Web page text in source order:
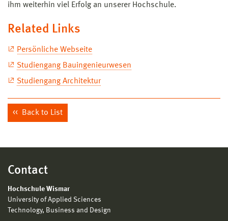
ihm weiterhin viel Erfolg an unserer Hochschule.
Related Links
Persönliche Webseite
Studiengang Bauingenieurwesen
Studiengang Architektur
Back to List
Contact
Hochschule Wismar
University of Applied Sciences
Technology, Business and Design